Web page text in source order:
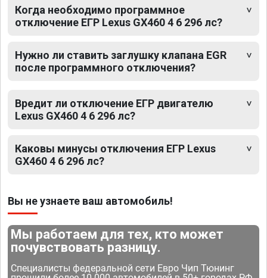
Когда необходимо программное
отключение ЕГР Lexus GX460 4 6 296 лс?
Нужно ли ставить заглушку клапана EGR
после программного отключения?
Вредит ли отключение ЕГР двигателю
Lexus GX460 4 6 296 лс?
Каковы минусы отключения ЕГР Lexus
GX460 4 6 296 лс?
Вы не узнаете ваш автомобиль!
Мы работаем для тех, кто может
почувствовать разницу.
Специалисты федеральной сети Евро Чип Тюнинг